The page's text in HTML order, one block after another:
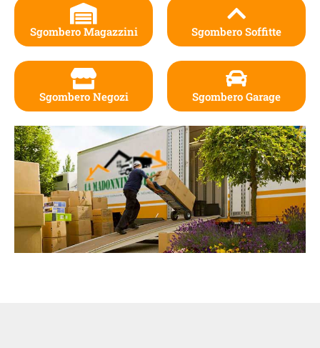
Sgombero Magazzini
Sgombero Negozi
Sgombero Soffitte
Sgombero Garage